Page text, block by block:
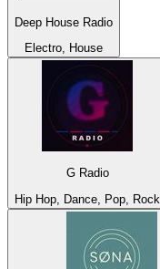
Deep House Radio
Electro, House
G Radio
Hip Hop, Dance, Pop, Rock